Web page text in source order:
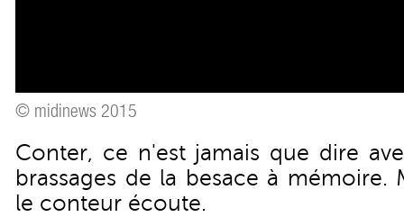
© midinews 2015
Conter, ce n'est jamais que dire
brassages de la besace à mémoire.
le conteur écoute.